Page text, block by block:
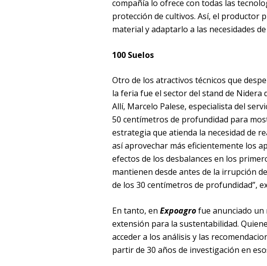
compañía lo ofrece con todas las
protección de cultivos. Así, el productor
material y adaptarlo a las necesidades
100 Suelos
Otro de los atractivos técnicos que
la feria fue el sector del stand de Nidera
Allí, Marcelo Palese, especialista del
50 centímetros de profundidad para
estrategia que atienda la necesidad de
así aprovechar más eficientemente los
efectos de los desbalances en los
mantienen desde antes de la irrupción
de los 30 centímetros de profundidad”,
En tanto, en Expoagrofue anunciado un
extensión para la sustentabilidad.
acceder a los análisis y las
partir de 30 años de investigación en